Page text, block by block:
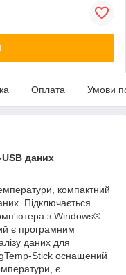
Оплата Умови
USB даних
компактний
Підключається
з Windows®
є програмним
даних для
Stick оснащений
є